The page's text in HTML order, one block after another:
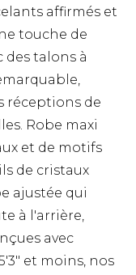
affirmés et
touche de
des talons à
réceptions de
Robe maxi
et de motifs
de cristaux
ajustée qui
à l'arrière,
avec
et moins, nos